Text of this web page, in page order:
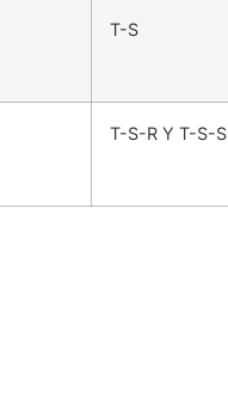
T-S
T-S-R Y T-S-S